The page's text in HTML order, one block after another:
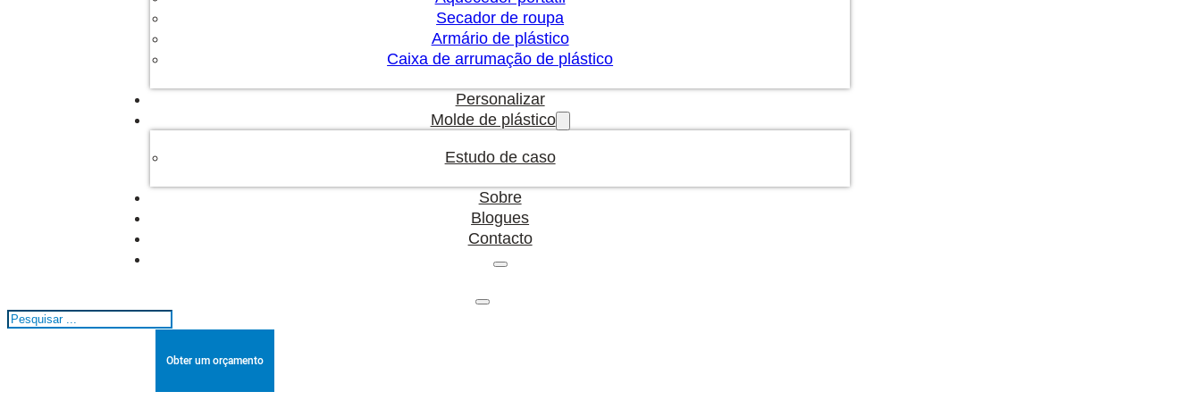
Secador de roupa
Armário de plástico
Caixa de arrumação de plástico
Personalizar
Molde de plástico
Estudo de caso
Sobre
Blogues
Contacto
Pesquisar
Obter um orçamento